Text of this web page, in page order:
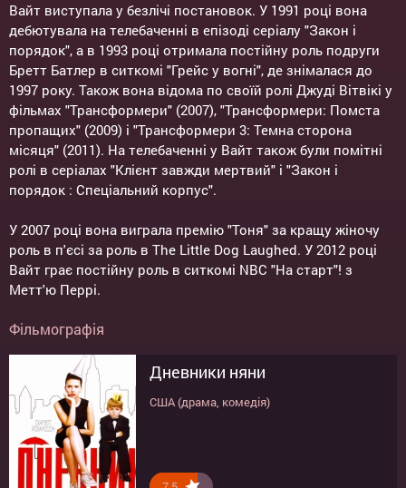
Вайт виступала у безлічі постановок. У 1991 році вона
дебютувала на телебаченні в епізоді серіалу "Закон і
порядок", а в 1993 році отримала постійну роль подруги
Бретт Батлер в ситкомі "Грейс у вогні", де знімалася до
1997 року. Також вона відома по своїй ролі Джуді Вітвікі у
фільмах "Трансформери" (2007), "Трансформери: Помста
пропащих" (2009) і "Трансформери 3: Темна сторона
місяця" (2011). На телебаченні у Вайт також були помітні
ролі в серіалах "Клієнт завжди мертвий" і "Закон і
порядок : Спеціальний корпус".
У 2007 році вона виграла премію "Тоня" за кращу жіночу
роль в п'єсі за роль в The Little Dog Laughed. У 2012 році
Вайт грає постійну роль в ситкомі NBC "На старт"! з
Метт'ю Перрі.
Фільмографія
Дневники няни
США (драма, комедія)